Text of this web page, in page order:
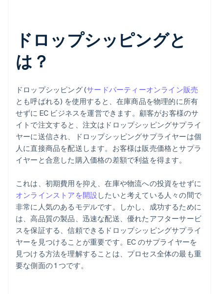
ドロップシッピングと
は？
ドロップシッピング (サードパーティーオンライン販売
とも呼ばれる) を使用すると、在庫商品を物理的に所有
せずに EC ビジネスを運営できます。顧客がお客様のサ
イトで注文すると、注文はドロップシッピングサプライ
ヤーに送信され、ドロップシッピングサプライヤーは個
人に直接商品を配送します。お客様は販売価格とサプラ
イヤーと合意した購入価格の差額で利益を得ます。
これは、初期費用を抑え、在庫や物流への投資をせずに
オンラインストアを開設 したいと考えている人々の間で
非常に人気のあるモデルです。しかし、成功するために
は、高品質の製品、迅速な配送、優れたアフターサービ
スを保証する、信頼できるドロップシッピングサプライ
ヤーを見つけることが重要です。EC のサプライヤーを
見つける方法を理解することは、プロセス全体の最も重
要な側面の 1 つです。